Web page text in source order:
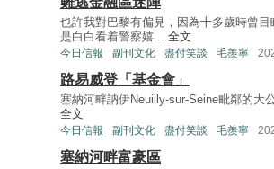
也許我對巴黎有偏見，因為十多歲時曾
是白白看着警察嬉 ...全文
今日信報 副刊文化 盡付笑談 毛羨寧
路易威登「基金會」
塞納河畔訥伊Neuilly-sur-Seine毗鄰的大
全文
今日信報 副刊文化 盡付笑談 毛羨寧
塞納河畔富豪區